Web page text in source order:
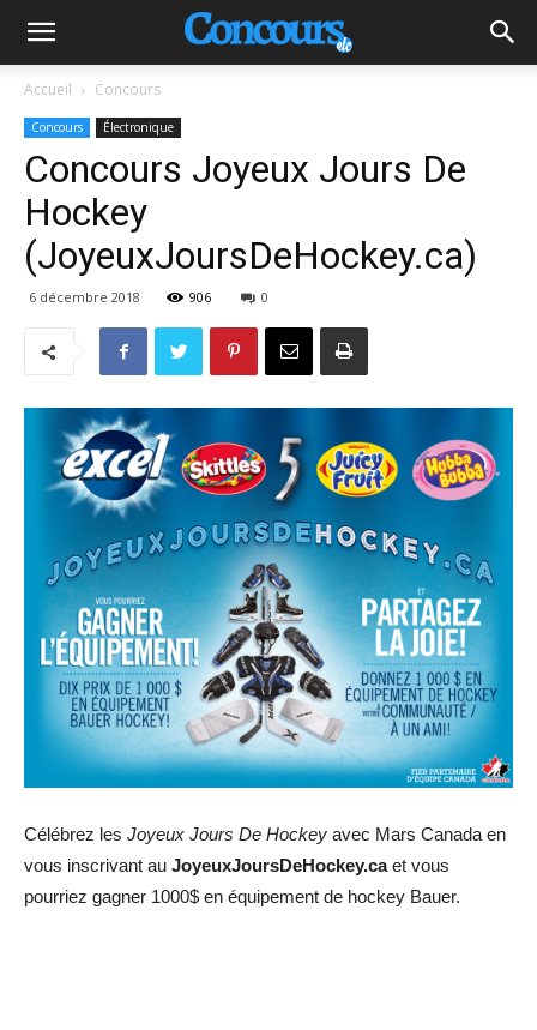
Accueil Concours
Concours Électronique
Concours Joyeux Jours De
Hockey
(JoyeuxJoursDeHockey.ca)
6 décembre 2018 906 0
Célébrez les Joyeux Jours De Hockey avec Mars Canada en
vous inscrivant au JoyeuxJoursDeHockey.caet vous
pourriez gagner 1000$ en équipement de hockey Bauer.